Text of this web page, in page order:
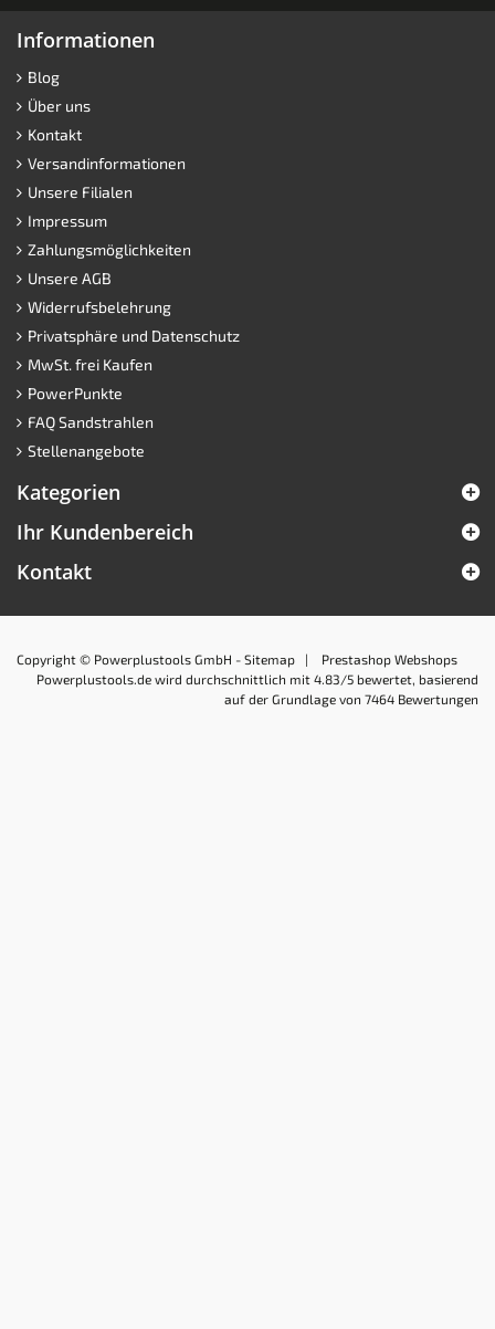
Informationen
Blog
Über uns
Kontakt
Versandinformationen
Unsere Filialen
Impressum
Zahlungsmöglichkeiten
Unsere AGB
Widerrufsbelehrung
Privatsphäre und Datenschutz
MwSt. frei Kaufen
PowerPunkte
FAQ Sandstrahlen
Stellenangebote
Kategorien
Ihr Kundenbereich
Kontakt
Copyright © Powerplustools GmbH - Sitemap | Prestashop Webshops
Powerplustools.de wird durchschnittlich mit 4.83 /5 bewertet, basierend
auf der Grundlage von 7464 Bewertungen